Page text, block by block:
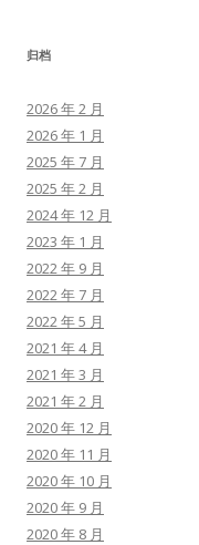
归档
2026 年 2 月
2026 年 1 月
2025 年 7 月
2025 年 2 月
2024 年 12 月
2023 年 1 月
2022 年 9 月
2022 年 7 月
2022 年 5 月
2021 年 4 月
2021 年 3 月
2021 年 2 月
2020 年 12 月
2020 年 11 月
2020 年 10 月
2020 年 9 月
2020 年 8 月